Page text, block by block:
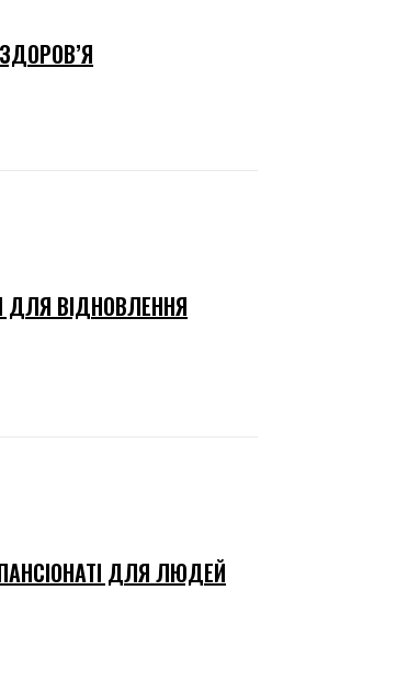
ДЛЯ ВІДНОВЛЕННЯ
ДЛЯ ЛЮДЕЙ